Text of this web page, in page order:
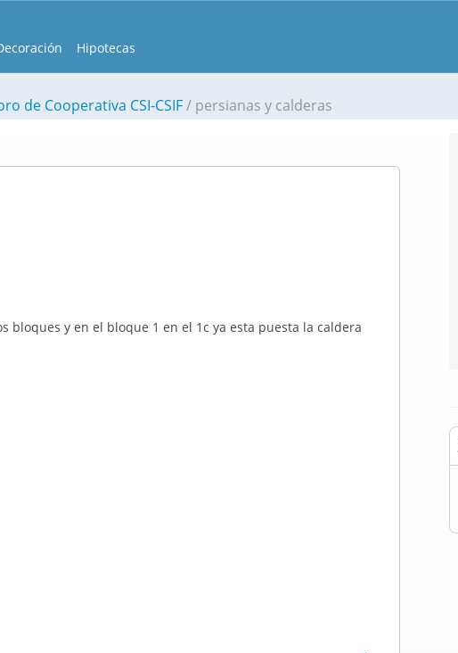
Hipotecas
de Cooperativa CSI-CSIF persianas y calderas
bloques y en el bloque 1 en el 1c ya esta puesta la caldera